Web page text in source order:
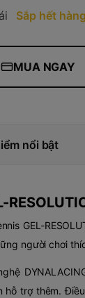
Sắp hết hàng
MUA NGAY
nổi bật
GEL-
người chơi
hỗ trợ thêm.